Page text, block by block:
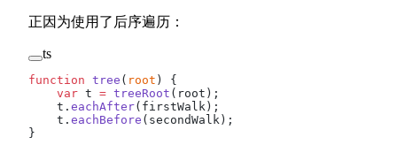
正因为使用了后序遍历：
ts
function tree ( root ) {
    var
t = treeRoot (root);
    t.
eachAfter(firstWalk);
    t.
eachBefore (secondWalk);
}